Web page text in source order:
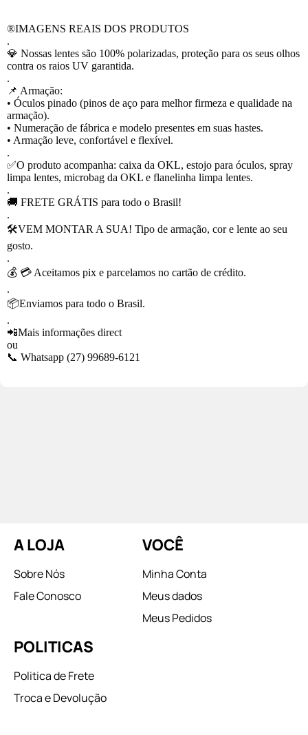
®️IMAGENS REAIS DOS PRODUTOS
.
💎 Nossas lentes são 100% polarizadas, proteção para os seus olhos
contra os raios UV garantida.
.
📌 Armação:
• Óculos pinado (pinos de aço para melhor firmeza e qualidade na
armação).
• Numeração de fábrica e modelo presentes em suas hastes.
• Armação leve, confortável e flexível.
.
✅O produto acompanha: caixa da OKL, estojo para óculos, spray
limpa lentes, microbag da OKL e flanelinha limpa lentes.
.
🚚 FRETE GRÁTIS para todo o Brasil!
.
🛠VEM MONTAR A SUA! Tipo de armação, cor e lente ao seu
gosto.
.
💰 💳 Aceitamos pix e parcelamos no cartão de crédito.
.
📦Enviamos para todo o Brasil.
.
📲Mais informações direct
ou
📞 Whatsapp (27) 99689-6121
A LOJA
Sobre Nós
Fale Conosco
VOCÊ
Minha Conta
Meus dados
Meus Pedidos
POLITICAS
Politica de Frete
Troca e Devolução